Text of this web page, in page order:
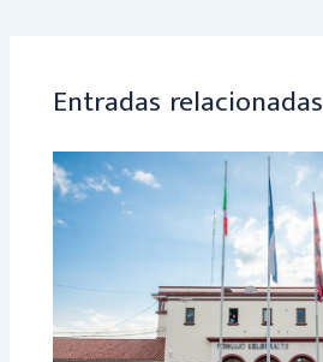
Entradas relacionadas